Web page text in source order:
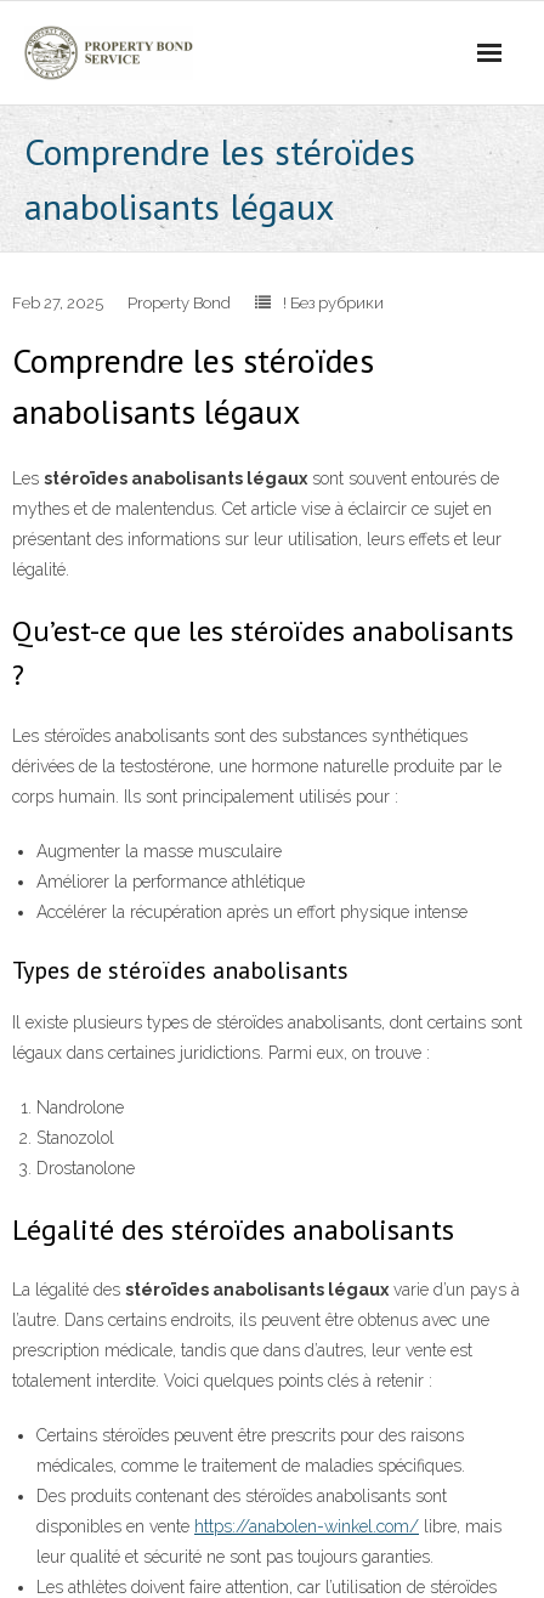
Comprendre les stéroïdes
anabolisants légaux
Feb 27, 2025 Property Bond ! Без рубрики
Comprendre les stéroïdes
anabolisants légaux
Les stéroïdes anabolisants légaux sont souvent entourés de
mythes et de malentendus. Cet article vise à éclaircir ce sujet en
présentant des informations sur leur utilisation, leurs effets et leur
légalité.
Qu’est-ce que les stéroïdes anabolisants
?
Les stéroïdes anabolisants sont des substances synthétiques
dérivées de la testostérone, une hormone naturelle produite par le
corps humain. Ils sont principalement utilisés pour :
Augmenter la masse musculaire
Améliorer la performance athlétique
Accélérer la récupération après un effort physique intense
Types de stéroïdes anabolisants
Il existe plusieurs types de stéroïdes anabolisants, dont certains sont
légaux dans certaines juridictions. Parmi eux, on trouve :
Nandrolone
Stanozolol
Drostanolone
Légalité des stéroïdes anabolisants
La légalité des stéroïdes anabolisants légaux varie d’un pays à
l’autre. Dans certains endroits, ils peuvent être obtenus avec une
prescription médicale, tandis que dans d’autres, leur vente est
totalement interdite. Voici quelques points clés à retenir :
Certains stéroïdes peuvent être prescrits pour des raisons
médicales, comme le traitement de maladies spécifiques.
Des produits contenant des stéroïdes anabolisants sont
disponibles en vente https://anabolen-winkel.com/ libre, mais
leur qualité et sécurité ne sont pas toujours garanties.
Les athlètes doivent faire attention, car l’utilisation de stéroïdes